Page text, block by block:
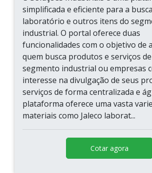
simplificada e eficiente para a
laboratório e outros itens do
industrial. O portal oferece duas
funcionalidades com o objetivo de
quem busca produtos e serviços
segmento industrial ou empresas
interesse na divulgação de seus
serviços de forma centralizada e
plataforma oferece uma vasta
materiais como Jaleco laborat...
Cotar agora